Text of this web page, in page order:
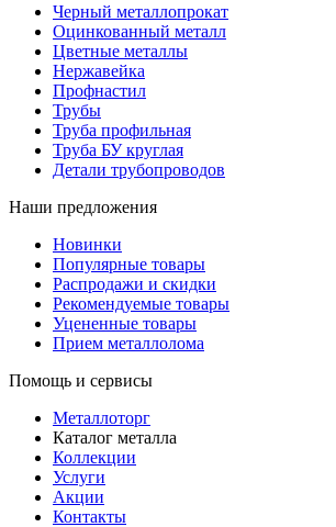
Черный металлопрокат
Оцинкованный металл
Цветные металлы
Нержавейка
Профнастил
Трубы
Труба профильная
Труба БУ круглая
Детали трубопроводов
Наши предложения
Новинки
Популярные товары
Распродажи и скидки
Рекомендуемые товары
Уцененные товары
Прием металлолома
Помощь и сервисы
Металлоторг
Каталог металла
Коллекции
Услуги
Акции
Контакты